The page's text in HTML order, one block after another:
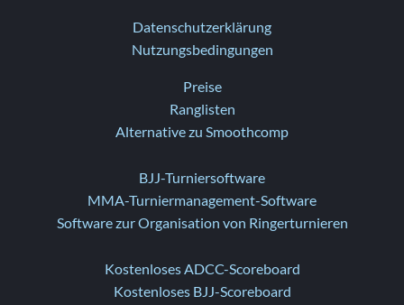
Datenschutzerklärung
Nutzungsbedingungen
Preise
Ranglisten
Alternative zu Smoothcomp
BJJ-Turniersoftware
MMA-Turniermanagement-Software
Software zur Organisation von Ringerturnieren
Kostenloses ADCC-Scoreboard
Kostenloses BJJ-Scoreboard